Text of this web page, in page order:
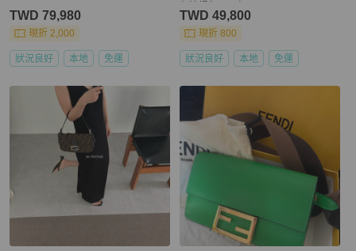
TWD 79,980
現折 2,000
狀況良好 本地 免運
TWD 49,800
現折 800
狀況良好 本地 免運